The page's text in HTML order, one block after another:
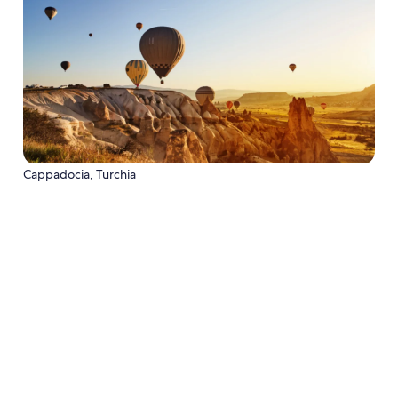
Cappadocia, Turchia